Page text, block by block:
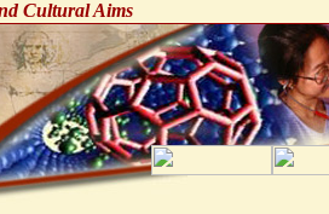
Cultural Aims